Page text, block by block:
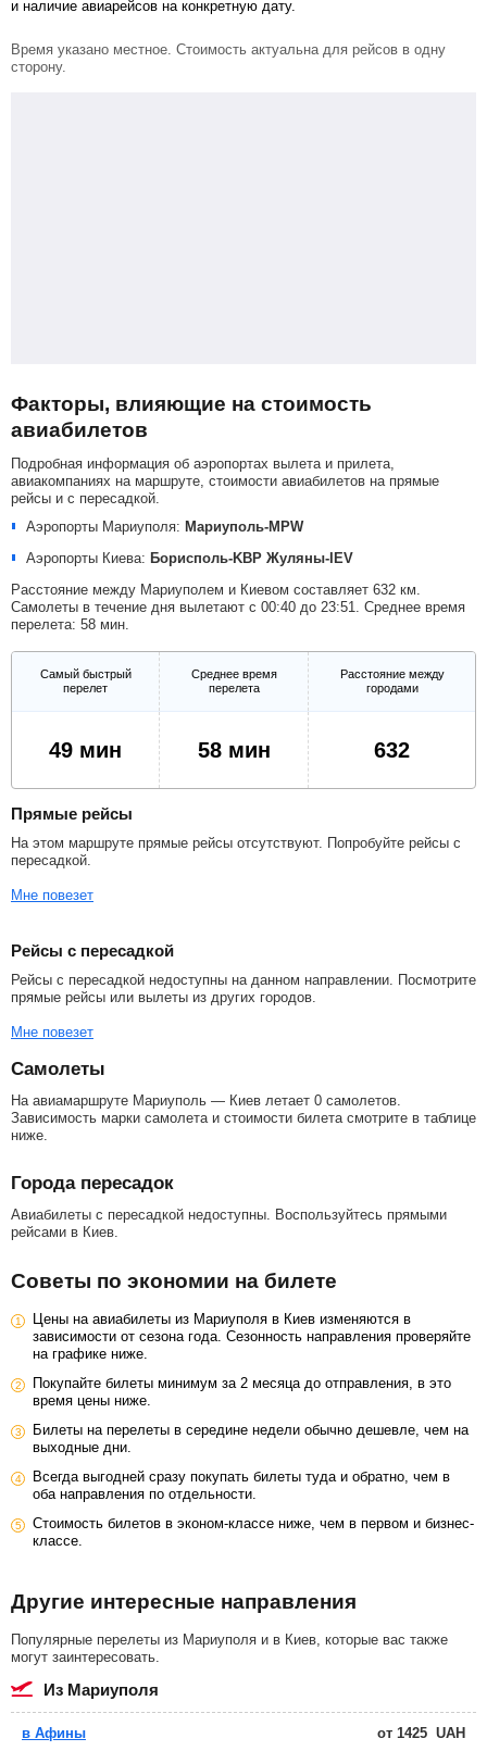
и наличие авиарейсов на конкретную дату.
Время указано местное. Стоимость актуальна для рейсов в одну
сторону.
Факторы, влияющие на стоимость
авиабилетов
Подробная информация об аэропортах вылета и прилета,
авиакомпаниях на маршруте, стоимости авиабилетов на прямые
рейсы и с пересадкой.
Аэропорты Мариуполя: Мариуполь-MPW
Аэропорты Киева: Борисполь-KBP Жуляны-IEV
Расстояние между Мариуполем и Киевом составляет 632 км.
Самолеты в течение дня вылетают с 00:40 до 23:51. Среднее время
перелета: 58 мин.
Самый быстрый
перелет
Среднее время
перелета
Расстояние между
городами
49 мин 58 мин 632
Прямые рейсы
На этом маршруте прямые рейсы отсутствуют. Попробуйте рейсы с
пересадкой.
Мне повезет
Рейсы с пересадкой
Рейсы с пересадкой недоступны на данном направлении. Посмотрите
прямые рейсы или вылеты из других городов.
Мне повезет
Самолеты
На авиамаршруте Мариуполь — Киев летает 0 самолетов.
Зависимость марки самолета и стоимости билета смотрите в таблице
ниже.
Города пересадок
Авиабилеты с пересадкой недоступны. Воспользуйтесь прямыми
рейсами в Киев.
Советы по экономии на билете
Цены на авиабилеты из Мариуполя в Киев изменяются в
зависимости от сезона года. Сезонность направления проверяйте
на графике ниже.
Покупайте билеты минимум за 2 месяца до отправления, в это
время цены ниже.
Билеты на перелеты в середине недели обычно дешевле, чем на
выходные дни.
Всегда выгодней сразу покупать билеты туда и обратно, чем в
оба направления по отдельности.
Стоимость билетов в эконом-классе ниже, чем в первом и бизнес-
классе.
Другие интересные направления
Популярные перелеты из Мариуполя и в Киев, которые вас также
могут заинтересовать.
из Мариуполя
в Афины от 1425 UAH